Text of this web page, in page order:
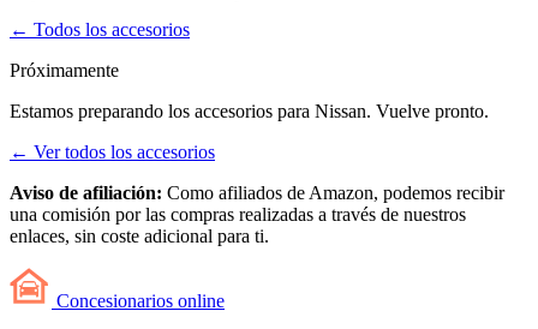
← Todos los accesorios
Próximamente
Estamos preparando los accesorios para Nissan. Vuelve pronto.
← Ver todos los accesorios
Aviso de afiliación: Como afiliados de Amazon, podemos recibir
una comisión por las compras realizadas a través de nuestros
enlaces, sin coste adicional para ti.
Concesionarios online